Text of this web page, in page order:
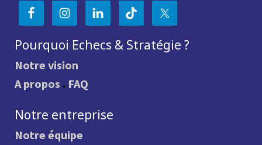
Pourquoi Echecs & Stratégie ?
Notre vision
A propos . FAQ
Notre entreprise
Notre équipe